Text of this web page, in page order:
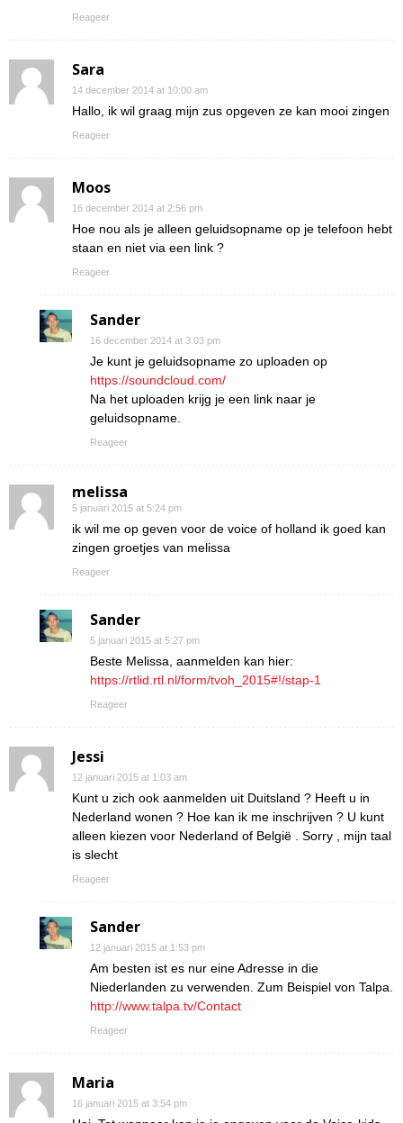
Reageer
Sara
14 december 2014 at 10:00 am
Hallo, ik wil graag mijn zus opgeven ze kan mooi zingen
Reageer
Moos
16 december 2014 at 2:56 pm
Hoe nou als je alleen geluidsopname op je telefoon hebt
staan en niet via een link ?
Reageer
Sander
16 december 2014 at 3:03 pm
Je kunt je geluidsopname zo uploaden op
https://soundcloud.com/
Na het uploaden krijg je een link naar je
geluidsopname.
Reageer
melissa
5 januari 2015 at 5:24 pm
ik wil me op geven voor de voice of holland ik goed kan
zingen groetjes van melissa
Reageer
Sander
5 januari 2015 at 5:27 pm
Beste Melissa, aanmelden kan hier:
https://rtlid.rtl.nl/form/tvoh_2015#!/stap-1
Reageer
Jessi
12 januari 2015 at 1:03 am
Kunt u zich ook aanmelden uit Duitsland ? Heeft u in
Nederland wonen ? Hoe kan ik me inschrijven ? U kunt
alleen kiezen voor Nederland of België . Sorry , mijn taal
is slecht
Reageer
Sander
12 januari 2015 at 1:53 pm
Am besten ist es nur eine Adresse in die
Niederlanden zu verwenden. Zum Beispiel von Talpa.
http://www.talpa.tv/Contact
Reageer
Maria
16 januari 2015 at 3:54 pm